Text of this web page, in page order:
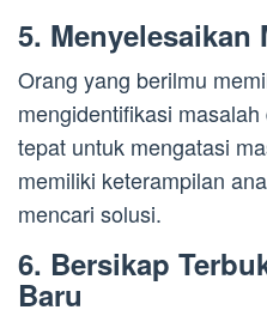
5. Menyelesaikan
Orang yang berilmu
mengidentifikasi
tepat untuk mengatasi
memiliki keterampilan
mencari solusi.
6. Bersikap
Baru